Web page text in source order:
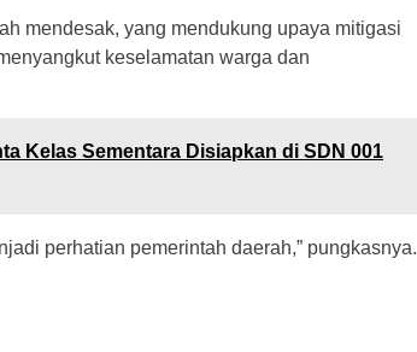
mendesak, yang mendukung upaya mitigasi
keselamatan warga dan
Kelas Sementara Disiapkan di SDN 001
perhatian pemerintah daerah,” pungkasnya.